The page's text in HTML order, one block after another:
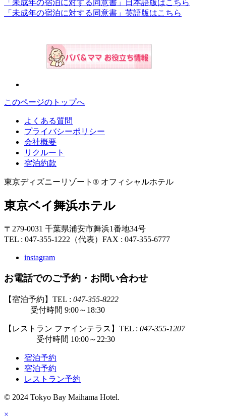
「未成年の宿泊に対する同意書」日本語版はこちら
「未成年の宿泊に対する同意書」英語版はこちら
このページのトップへ
よくある質問
プライバシーポリシー
会社概要
リクルート
宿泊約款
東京ディズニーリゾート® オフィシャルホテル
東京ベイ舞浜ホテル
〒279-0031 千葉県浦安市舞浜1番地34号
TEL : 047-355-1222（代表） FAX : 047-355-6777
instagram
お電話でのご予約・お問い合わせ
【宿泊予約】TEL : 047-355-8222
受付時間 9:00～18:30
【レストラン ファインテラス】TEL : 047-355-1207
受付時間 10:00～22:30
宿泊予約
宿泊予約
レストラン予約
© 2024 Tokyo Bay Maihama Hotel.
×